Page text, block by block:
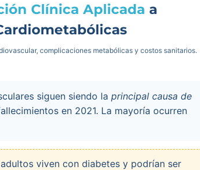
Clínica Aplicada a
complicaciones metabólicas y costos sanitarios.
siguen siendo la principal causa de
en 2021. La mayoría ocurren
viven con diabetes y podrían ser